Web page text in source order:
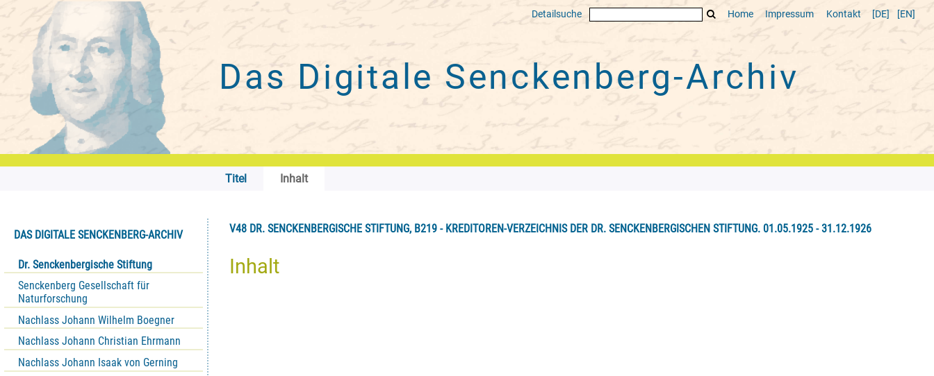
Detailsuche Home Impressum Kontakt [DE] [EN]
Das Digitale Senckenberg-Archiv
Titel Inhalt
DAS DIGITALE SENCKENBERG-ARCHIV
Dr. Senckenbergische Stiftung
Senckenberg Gesellschaft für
Naturforschung
Nachlass Johann Wilhelm Boegner
Nachlass Johann Christian Ehrmann
Nachlass Johann Isaak von Gerning
V48 DR. SENCKENBERGISCHE STIFTUNG, B219 - KREDITOREN-VERZEICHNIS DER DR. SENCKENBERGISCHEN STIFTUNG. 01.05.1925 - 31.12.1926
Inhalt